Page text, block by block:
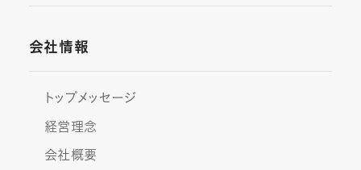
会社情報
トップメッセージ
経営理念
会社概要